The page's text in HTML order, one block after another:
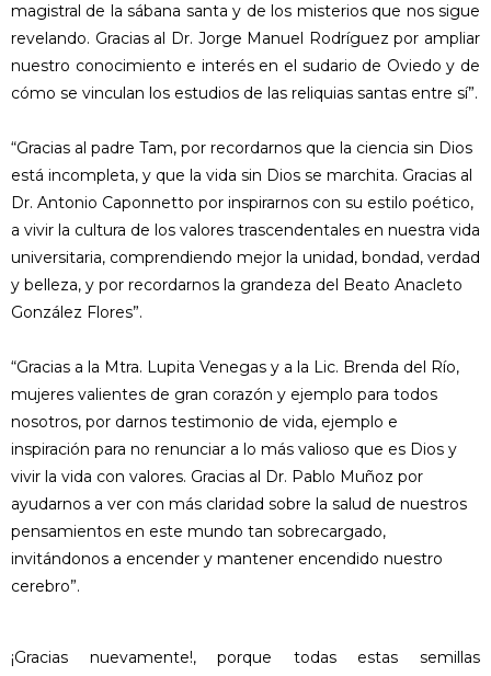
magistral de la sábana santa y de los misterios que nos sigue
revelando. Gracias al Dr. Jorge Manuel Rodríguez por ampliar
nuestro conocimiento e interés en el sudario de Oviedo y de
cómo se vinculan los estudios de las reliquias santas entre sí”.
“Gracias al padre Tam, por recordarnos que la ciencia sin Dios
está incompleta, y que la vida sin Dios se marchita. Gracias al
Dr. Antonio Caponnetto por inspirarnos con su estilo poético,
a vivir la cultura de los valores trascendentales en nuestra vida
universitaria, comprendiendo mejor la unidad, bondad, verdad
y belleza, y por recordarnos la grandeza del Beato Anacleto
González Flores”.
“Gracias a la Mtra. Lupita Venegas y a la Lic. Brenda del Río,
mujeres valientes de gran corazón y ejemplo para todos
nosotros, por darnos testimonio de vida, ejemplo e
inspiración para no renunciar a lo más valioso que es Dios y
vivir la vida con valores. Gracias al Dr. Pablo Muñoz por
ayudarnos a ver con más claridad sobre la salud de nuestros
pensamientos en este mundo tan sobrecargado,
invitándonos a encender y mantener encendido nuestro
cerebro”.
¡Gracias nuevamente!, porque todas estas semillas